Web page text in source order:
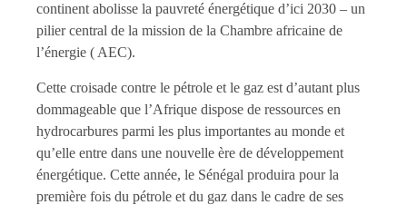
continent abolisse la pauvreté énergétique d’ici 2030 – un
pilier central de la mission de la Chambre africaine de
l’énergie ( AEC).
Cette croisade contre le pétrole et le gaz est d’autant plus
dommageable que l’Afrique dispose de ressources en
hydrocarbures parmi les plus importantes au monde et
qu’elle entre dans une nouvelle ère de développement
énergétique. Cette année, le Sénégal produira pour la
première fois du pétrole et du gaz dans le cadre de ses